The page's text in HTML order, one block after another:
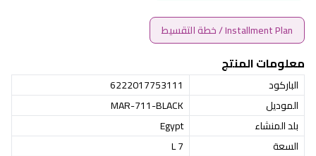
Installment Plan / خطة التقسيط
معلومات المنتج
الباركود
6222017753111
الموديل
MAR-711-BLACK
بلد المنشاء
Egypt
السعة
7 L